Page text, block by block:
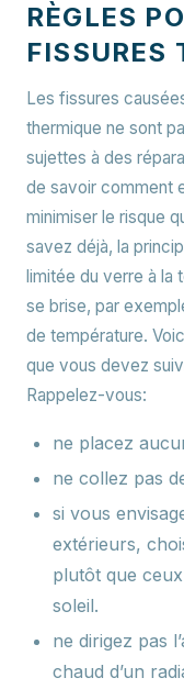
RÈGLES
FISSURES
Les fissures
thermique ne sont
sujettes à des
de savoir comment
minimiser le risque
savez déjà, la
limitée du verre à la
se brise, par
de température.
que vous devez
Rappelez-vous:
ne placez
ne collez pas
si vous
extérieurs,
plutôt que
soleil.
ne dirigez pas
chaud d’un